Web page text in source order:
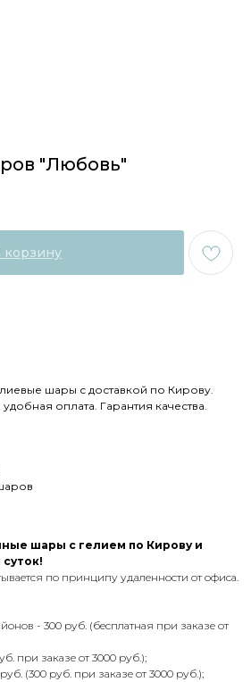
"Любовь"
корзину
шары с доставкой по Кирову.
оплата. Гарантия качества.
шары с гелием по Кирову и
по принципу удаленности от офиса.
- 300 руб. (бесплатная при заказе от
при заказе от 3000 руб.);
(300 руб. при заказе от 3000 руб.);